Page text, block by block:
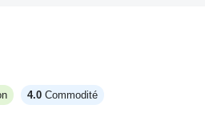
4.0 Commodité